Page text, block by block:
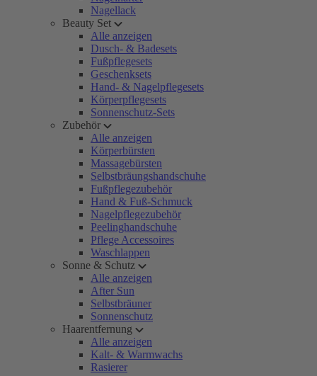
Nagellack
Beauty Set
Alle anzeigen
Dusch- & Badesets
Fußpflegesets
Geschenksets
Hand- & Nagelpflegesets
Körperpflegesets
Sonnenschutz-Sets
Zubehör
Alle anzeigen
Körperbürsten
Massagebürsten
Selbstbräungshandschuhe
Fußpflegezubehör
Hand & Fuß-Schmuck
Nagelpflegezubehör
Peelinghandschuhe
Pflege Accessoires
Waschlappen
Sonne & Schutz
Alle anzeigen
After Sun
Selbstbräuner
Sonnenschutz
Haarentfernung
Alle anzeigen
Kalt- & Warmwachs
Rasierer